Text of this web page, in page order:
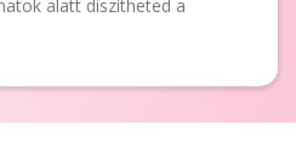
alatt díszítheted a